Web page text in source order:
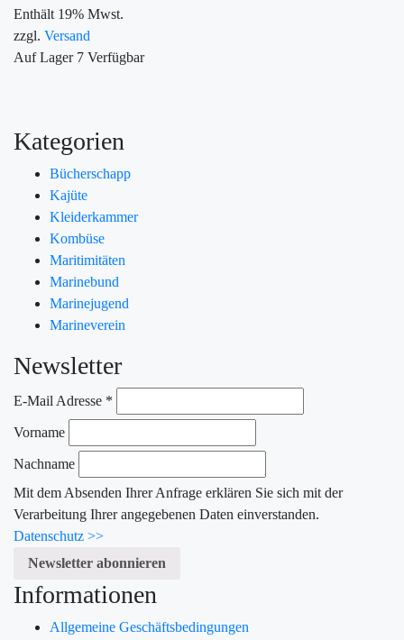
Enthält 19% Mwst.
zzgl. Versand
Auf Lager7 Verfügbar
Kategorien
Bücherschapp
Kajüte
Kleiderkammer
Kombüse
Maritimitäten
Marinebund
Marinejugend
Marineverein
Newsletter
E-Mail Adresse *
Vorname
Nachname
Mit dem Absenden Ihrer Anfrage erklären Sie sich mit der
Verarbeitung Ihrer angegebenen Daten einverstanden.
Datenschutz >>
Informationen
Allgemeine Geschäftsbedingungen